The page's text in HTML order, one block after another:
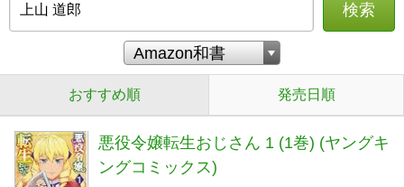
検索
おすすめ順 発売日順
悪役令嬢転生おじさん 1 (1巻) (ヤングキ
ングコミックス)